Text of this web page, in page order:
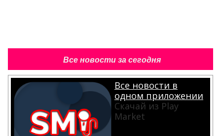
Все новости за сегодня
Все новости в
одном приложении
Скачай из Play
Market